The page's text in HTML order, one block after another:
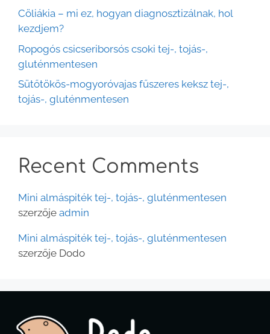
Cöliákia – mi ez, hogyan diagnosztizálnak, hol
kezdjem?
Ropogós csicseriborsós csoki tej-, tojás-,
gluténmentesen
Sütőtökös-mogyoróvajas fűszeres keksz tej-,
tojás-, gluténmentesen
Recent Comments
Mini almáspiték tej-, tojás-, gluténmentesen
szerzője admin
Mini almáspiték tej-, tojás-, gluténmentesen
szerzője Dodo